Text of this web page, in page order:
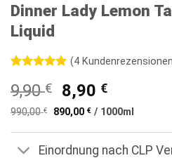
Dinner Lady Lemon
Liquid
mit5von
5, basierend
auf
(4
9,90€
Ursprünglicher
Preis
war:
9,90 €
8,90 €Aktueller
Preis
8,90 €.
990,00€ 890,00€ / 1000ml
Einordnung nach CLP